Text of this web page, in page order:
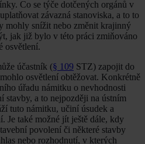
Co se týče dotčených orgánů v
závazná stanoviska, a to to
mohly snížit nebo změnit krajinný
jak již bylo v této práci zmiňováno
osvětlení.
účastník (§ 109 STZ) zapojit do
osvětlení obtěžovat. Konkrétně
úřadu námitku o nevhodnosti
stavby, a to nejpozději na ústním
tuto námitku, učiní úsudek a
Je také možné jít ještě dále, kdy
povolení či některé stavby
nebo rozhodnutí, v kterých